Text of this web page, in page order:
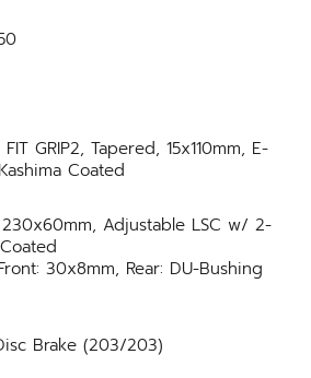
GRIP2, Tapered, 15x110mm, E-
Coated
230x60mm, Adjustable LSC w/ 2-
30x8mm, Rear: DU-Bushing
Brake (203/203)